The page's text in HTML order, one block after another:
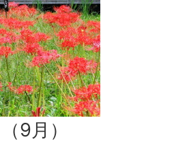
9月）